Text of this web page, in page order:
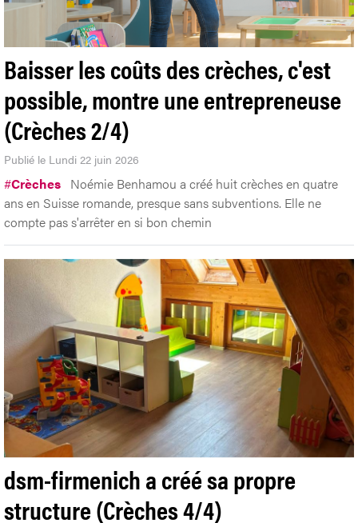
Baisser les coûts des crèches, c'est
possible, montre une entrepreneuse
(Crèches 2/4)
Publié le Lundi 22 juin 2026
#Crèches Noémie Benhamou a créé huit crèches en quatre
ans en Suisse romande, presque sans subventions. Elle ne
compte pas s'arrêter en si bon chemin
dsm-firmenich a créé sa propre
structure (Crèches 4/4)